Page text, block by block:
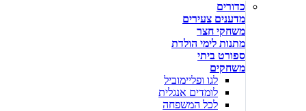
כדורים
מדענים צעירים
משחקי חצר
מתנות לימי הולדת
ספורט ביתי
משחקים
לגו ופליימוביל
לומדים אנגלית
לכל המשפחה